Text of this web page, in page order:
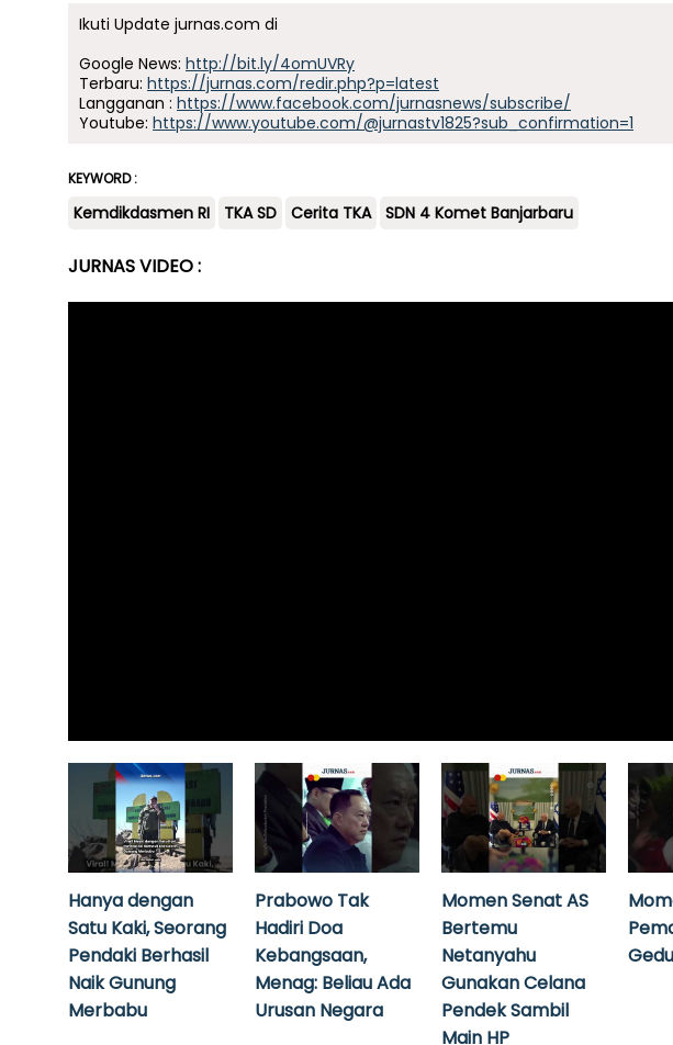
Ikuti Update jurnas.com di
Google News: http://bit.ly/4omUVRy
Terbaru: https://jurnas.com/redir.php?p=latest
Langganan : https://www.facebook.com/jurnasnews/subscribe/
Youtube: https://www.youtube.com/@jurnastv1825?sub_confirmation=1
KEYWORD :
Kemdikdasmen RI TKA SD Cerita TKA SDN 4 Komet Banjarbaru
JURNAS VIDEO :
Hanya dengan
Satu Kaki, Seorang
Pendaki Berhasil
Naik Gunung
Merbabu
Prabowo Tak
Hadiri Doa
Kebangsaan,
Menag: Beliau Ada
Urusan Negara
Momen Senat AS
Bertemu
Netanyahu
Gunakan Celana
Pendek Sambil
Main HP